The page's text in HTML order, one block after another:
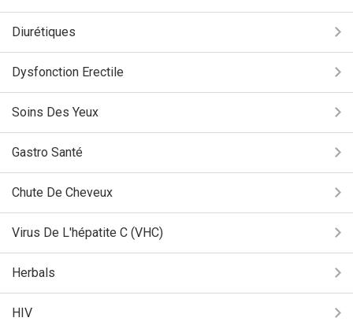
Diurétiques
Dysfonction Erectile
Soins Des Yeux
Gastro Santé
Chute De Cheveux
Virus De L'hépatite C (VHC)
Herbals
HIV